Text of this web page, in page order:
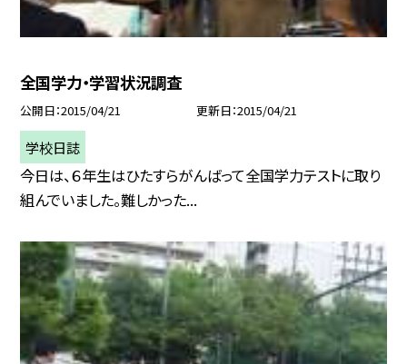
全国学力・学習状況調査
公開日 2015/04/21 更新日 2015/04/21
学校日誌
今日は、６年生はひたすらがんばって全国学力テストに取り
組んでいました。難しかった...